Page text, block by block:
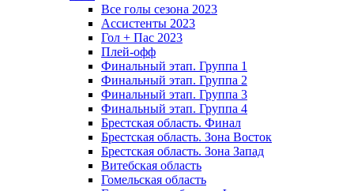
Все голы сезона 2023
Ассистенты 2023
Гол + Пас 2023
Плей-офф
Финальный этап. Группа 1
Финальный этап. Группа 2
Финальный этап. Группа 3
Финальный этап. Группа 4
Брестская область. Финал
Брестская область. Зона Восток
Брестская область. Зона Запад
Витебская область
Гомельская область